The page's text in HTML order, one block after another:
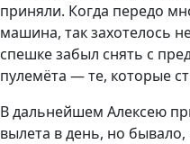
приняли. Когда передо
машина, так захотелось
спешке забыл снять с
пулемёта — те, которые
В дальнейшем Алексею
вылета в день, но